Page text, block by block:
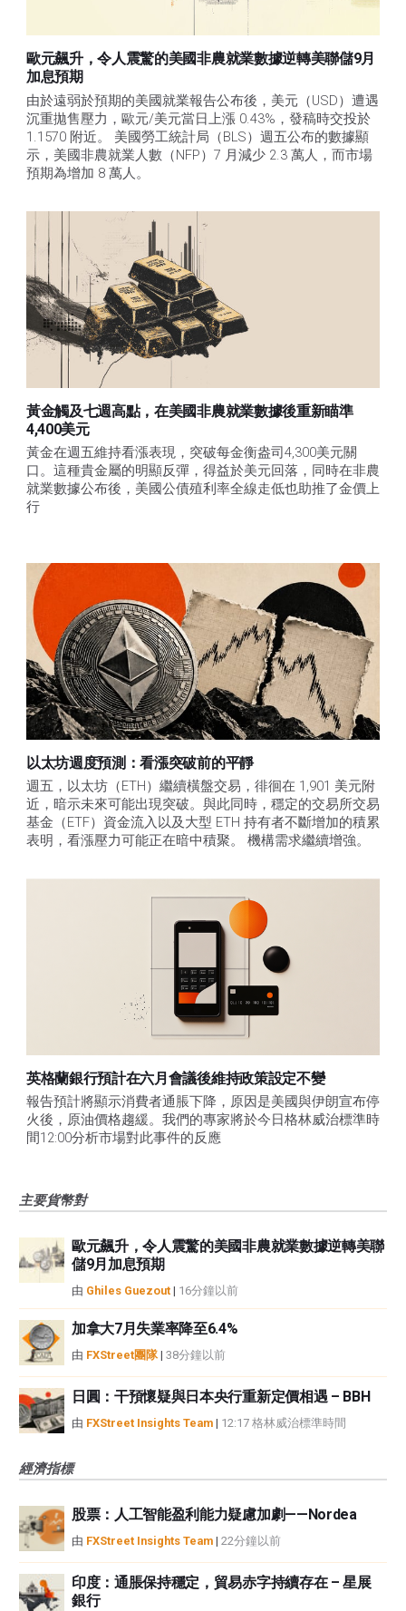
歐元飆升，令人震驚的美國非農就業數據逆轉美聯儲9月
加息預期
由於遠弱於預期的美國就業報告公布後，美元（USD）遭遇
沉重拋售壓力，歐元/美元當日上漲 0.43%，發稿時交投於
1.1570 附近。 美國勞工統計局（BLS）週五公布的數據顯
示，美國非農就業人數（NFP）7 月減少 2.3 萬人，而市場
預期為增加 8 萬人。
黃金觸及七週高點，在美國非農就業數據後重新瞄準
4,400美元
黃金在週五維持看漲表現，突破每金衡盎司4,300美元關
口。這種貴金屬的明顯反彈，得益於美元回落，同時在非農
就業數據公布後，美國公債殖利率全線走低也助推了金價上
行
以太坊週度預測：看漲突破前的平靜
週五，以太坊（ETH）繼續橫盤交易，徘徊在 1,901 美元附
近，暗示未來可能出現突破。與此同時，穩定的交易所交易
基金（ETF）資金流入以及大型 ETH 持有者不斷增加的積累
表明，看漲壓力可能正在暗中積聚。 機構需求繼續增強。
英格蘭銀行預計在六月會議後維持政策設定不變
報告預計將顯示消費者通脹下降，原因是美國與伊朗宣布停
火後，原油價格趨緩。我們的專家將於今日格林威治標準時
間12:00分析市場對此事件的反應
主要貨幣對
歐元飆升，令人震驚的美國非農就業數據逆轉美聯
儲9月加息預期
由 Ghiles Guezout | 16分鐘以前
加拿大7月失業率降至6.4%
由 FXStreet團隊| 38分鐘以前
日圓：干預懷疑與日本央行重新定價相遇 – BBH
由 FXStreet Insights Team | 12:17 格林威治標準時間
經濟指標
股票：人工智能盈利能力疑慮加劇——Nordea
由 FXStreet Insights Team | 22分鐘以前
印度：通脹保持穩定，貿易赤字持續存在 – 星展
銀行